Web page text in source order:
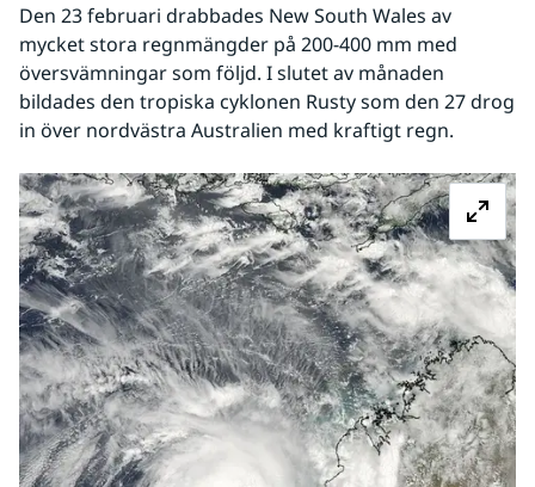
Den 23 februari drabbades New South Wales av
mycket stora regnmängder på 200-400 mm med
översvämningar som följd. I slutet av månaden
bildades den tropiska cyklonen Rusty som den 27 drog
in över nordvästra Australien med kraftigt regn.